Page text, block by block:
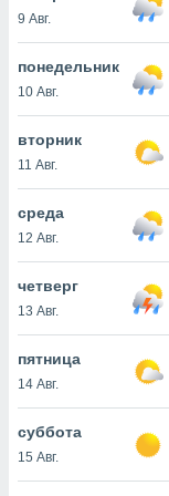
действия
рекламу
нашей
cookie
cookie
в
нашего
9 Авг.
понедельник
10 Авг.
вторник
11 Авг.
среда
12 Авг.
четверг
13 Авг.
пятница
14 Авг.
суббота
15 Авг.